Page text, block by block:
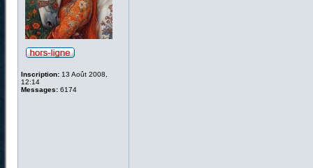
Inscription: 13 Août 2008,
12:14
Messages: 6174